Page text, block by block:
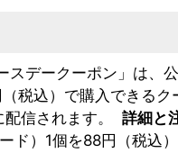
デークーポン」は、
税込）で購入できるク
信されます。 詳細と
ド）1個を88円（税込